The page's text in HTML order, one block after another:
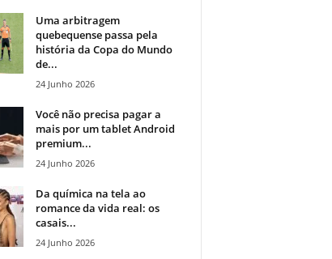
Uma arbitragem
quebequense passa pela
história da Copa do Mundo
de...
24 Junho 2026
Você não precisa pagar a
mais por um tablet Android
premium...
24 Junho 2026
Da química na tela ao
romance da vida real: os
casais...
24 Junho 2026